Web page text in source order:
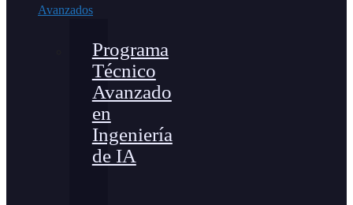
Avanzados
Programa
Técnico
Avanzado
en
Ingeniería
de IA